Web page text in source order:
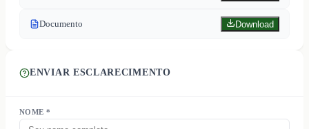
Documento Download
ENVIAR ESCLARECIMENTO
NOME *